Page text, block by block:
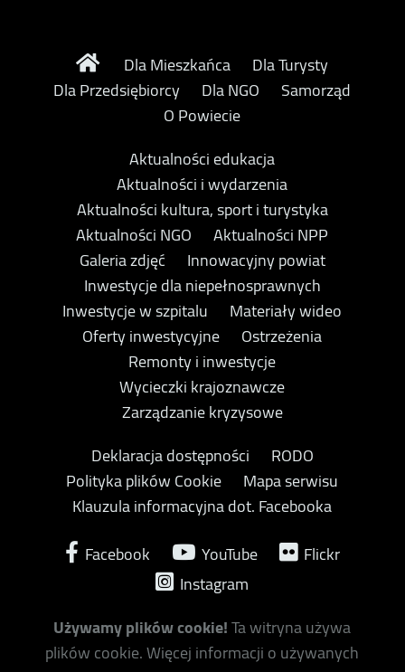
Dla Mieszkańca
Dla Turysty
Dla Przedsiębiorcy
Dla NGO
Samorząd
O Powiecie
Aktualności edukacja
Aktualności i wydarzenia
Aktualności kultura, sport i turystyka
Aktualności NGO
Aktualności NPP
Galeria zdjęć
Innowacyjny powiat
Inwestycje dla niepełnosprawnych
Inwestycje w szpitalu
Materiały wideo
Oferty inwestycyjne
Ostrzeżenia
Remonty i inwestycje
Wycieczki krajoznawcze
Zarządzanie kryzysowe
Deklaracja dostępności
RODO
Polityka plików Cookie
Mapa serwisu
Klauzula informacyjna dot. Facebooka
Facebook
YouTube
Flickr
Instagram
Używamy plików cookie!Ta witryna używa
plików cookie. Więcej informacji o używanych